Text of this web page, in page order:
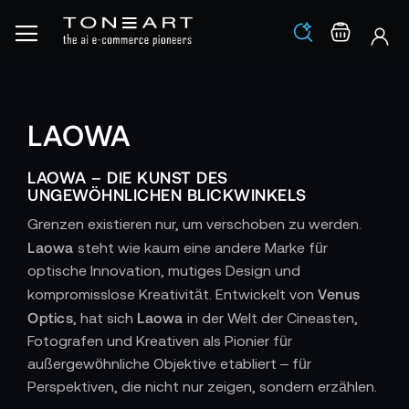
Los
LAOWA
LAOWA – DIE KUNST DES
UNGEWÖHNLICHEN BLICKWINKELS
Grenzen existieren nur, um verschoben zu werden.
Laowa steht wie kaum eine andere Marke für
optische Innovation, mutiges Design und
kompromisslose Kreativität. Entwickelt von Venus
Optics , hat sich Laowa in der Welt der Cineasten,
Fotografen und Kreativen als Pionier für
außergewöhnliche Objektive etabliert – für
Perspektiven, die nicht nur zeigen, sondern erzählen.